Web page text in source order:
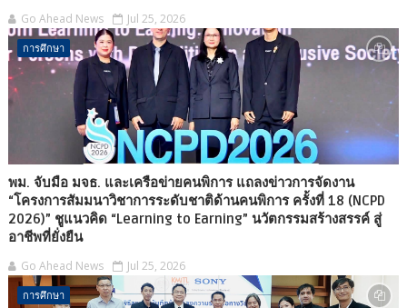
Go Ahead News Jul 25, 2026
การศึกษา
พม. จับมือ มจธ. และเครือข่ายคนพิการ แถลงข่าวการจัดงาน
“โครงการสัมมนาวิชาการระดับชาติด้านคนพิการ ครั้งที่ 18 (NCPD
2026)” ชูแนวคิด “Learning to Earning” นวัตกรรมสร้างสรรค์ สู่
อาชีพที่ยั่งยืน
Go Ahead News Jul 25, 2026
การศึกษา